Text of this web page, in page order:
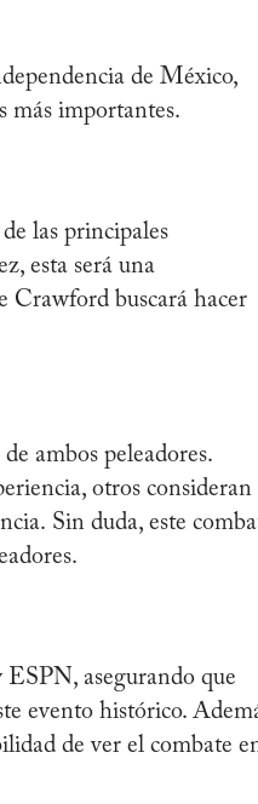
de México,
más importantes.
las principales
esta será una
Crawford buscará hacer
ambos peleadores.
otros consideran
Sin duda, este
asegurando que
evento histórico.
de ver el combate